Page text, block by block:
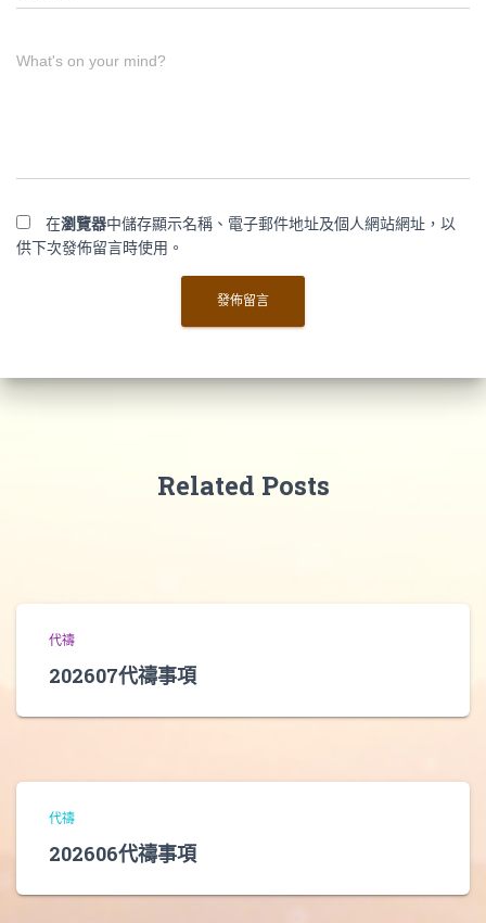
What's on your mind?
在瀏覽器中儲存顯示名稱、電子郵件地址及個人網站網址，以
供下次發佈留言時使用。
Related Posts
代禱
202607代禱事項
代禱
202606代禱事項